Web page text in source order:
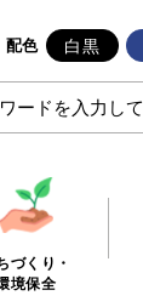
配色 白黒
づくり・
境保全